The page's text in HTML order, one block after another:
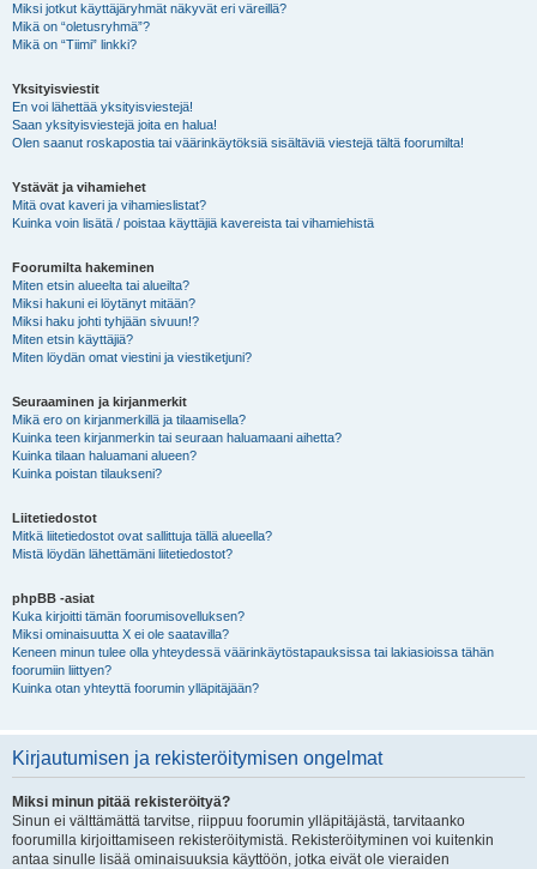
Miksi jotkut käyttäjäryhmät näkyvät eri väreillä?
Mikä on “oletusryhmä”?
Mikä on “Tiimi” linkki?
Yksityisviestit
En voi lähettää yksityisviestejä!
Saan yksityisviestejä joita en halua!
Olen saanut roskapostia tai väärinkäytöksiä sisältäviä viestejä tältä foorumilta!
Ystävät ja vihamiehet
Mitä ovat kaveri ja vihamieslistat?
Kuinka voin lisätä / poistaa käyttäjiä kavereista tai vihamiehistä
Foorumilta hakeminen
Miten etsin alueelta tai alueilta?
Miksi hakuni ei löytänyt mitään?
Miksi haku johti tyhjään sivuun!?
Miten etsin käyttäjiä?
Miten löydän omat viestini ja viestiketjuni?
Seuraaminen ja kirjanmerkit
Mikä ero on kirjanmerkillä ja tilaamisella?
Kuinka teen kirjanmerkin tai seuraan haluamaani aihetta?
Kuinka tilaan haluamani alueen?
Kuinka poistan tilaukseni?
Liitetiedostot
Mitkä liitetiedostot ovat sallittuja tällä alueella?
Mistä löydän lähettämäni liitetiedostot?
phpBB -asiat
Kuka kirjoitti tämän foorumisovelluksen?
Miksi ominaisuutta X ei ole saatavilla?
Keneen minun tulee olla yhteydessä väärinkäytöstapauksissa tai lakiasioissa tähän
foorumiin liittyen?
Kuinka otan yhteyttä foorumin ylläpitäjään?
Kirjautumisen ja rekisteröitymisen ongelmat
Miksi minun pitää rekisteröityä?
Sinun ei välttämättä tarvitse, riippuu foorumin ylläpitäjästä, tarvitaanko
foorumilla kirjoittamiseen rekisteröitymistä. Rekisteröityminen voi kuitenkin
antaa sinulle lisää ominaisuuksia käyttöön, jotka eivät ole vieraiden